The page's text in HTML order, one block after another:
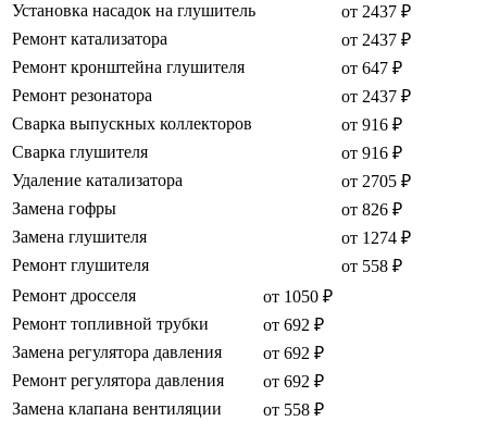
Установка насадок на глушитель
от 2437 ₽
Ремонт катализатора
от 2437 ₽
Ремонт кронштейна глушителя
от 647 ₽
Ремонт резонатора
от 2437 ₽
Сварка выпускных коллекторов
от 916 ₽
Сварка глушителя
от 916 ₽
Удаление катализатора
от 2705 ₽
Замена гофры
от 826 ₽
Замена глушителя
от 1274 ₽
Ремонт глушителя
от 558 ₽
Ремонт дросселя
от 1050 ₽
Ремонт топливной трубки
от 692 ₽
Замена регулятора давления
от 692 ₽
Ремонт регулятора давления
от 692 ₽
Замена клапана вентиляции
от 558 ₽